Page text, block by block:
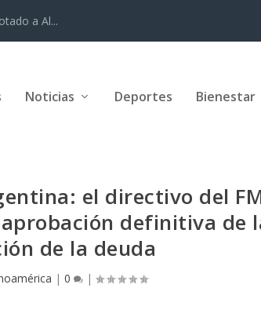
a Al...
Noticias Deportes Bienestar
el directivo del
definitiva de
de la deuda
|0 |